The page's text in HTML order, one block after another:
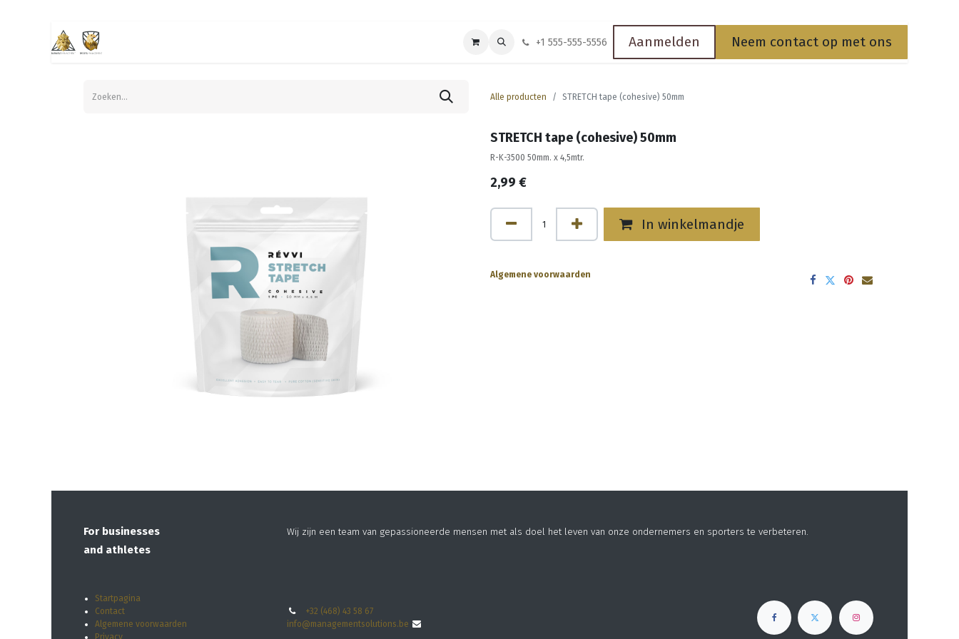
Shop Events Appointment
+1 555-555-5556 Aanmelden Neem contact op met ons
Alle producten STRETCH tape (cohesive) 50mm
STRETCH tape (cohesive) 50mm
R-K-3500 50mm. x 4,5mtr.
2,99 €
In winkelmandje
Algemene voorwaarden
For businesses
and athletes
Wij zijn een team van gepassioneerde mensen met als doel het leven van onze ondernemers en sporters te verbeteren.
Startpagina
Contact
Algemene voorwaarden
Privacy
+32 (468) 43 58 67
info@managementsolutions.be